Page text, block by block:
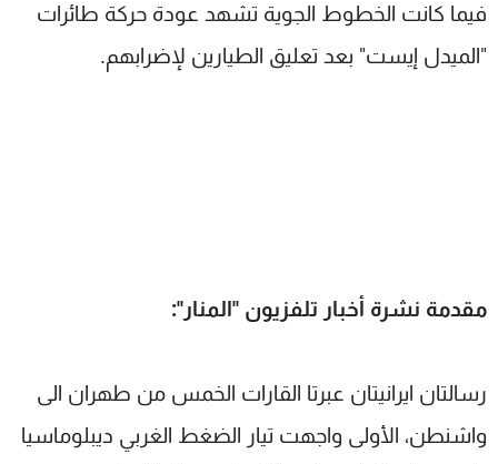
فيما كانت الخطوط الجوية تشهد عودة حركة طائرات
"الميدل إيست" بعد تعليق الطيارين لإضرابهم.
مقدمة نشرة أخبار تلفزيون "المنار":
رسالتان ايرانيتان عبرتا القارات الخمس من طهران الى
واشنطن، الأولى واجهت تيار الضغط الغربي ديبلوماسيا